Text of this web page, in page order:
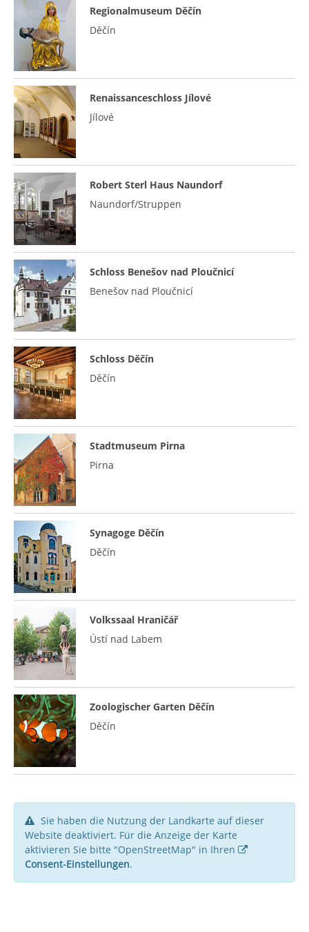
Regionalmuseum Děčín
Děčín
Renaissanceschloss Jílové
Jílové
Robert Sterl Haus Naundorf
Naundorf/Struppen
Schloss Benešov nad Ploučnicí
Benešov nad Ploučnicí
Schloss Děčín
Děčín
Stadtmuseum Pirna
Pirna
Synagoge Děčín
Děčín
Volkssaal Hraničář
Ústí nad Labem
Zoologischer Garten Děčín
Děčín
Sie haben die Nutzung der Landkarte auf dieser
Website deaktiviert. Für die Anzeige der Karte
aktivieren Sie bitte "OpenStreetMap" in Ihren
Consent-Einstellungen.